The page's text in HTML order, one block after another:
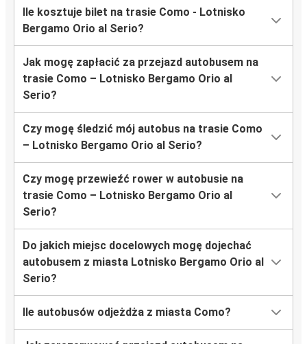
Ile kosztuje bilet na trasie Como - Lotnisko
Bergamo Orio al Serio?
Jak mogę zapłacić za przejazd autobusem na
trasie Como – Lotnisko Bergamo Orio al
Serio?
Czy mogę śledzić mój autobus na trasie Como
– Lotnisko Bergamo Orio al Serio?
Czy mogę przewieźć rower w autobusie na
trasie Como – Lotnisko Bergamo Orio al
Serio?
Do jakich miejsc docelowych mogę dojechać
autobusem z miasta Lotnisko Bergamo Orio al
Serio?
Ile autobusów odjeżdża z miasta Como?